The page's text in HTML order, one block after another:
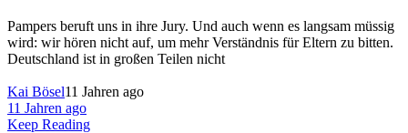
Pampers beruft uns in ihre Jury. Und auch wenn es langsam müssig
wird: wir hören nicht auf, um mehr Verständnis für Eltern zu bitten.
Deutschland ist in großen Teilen nicht
Kai Bösel11 Jahren ago
11 Jahren ago
Keep Reading